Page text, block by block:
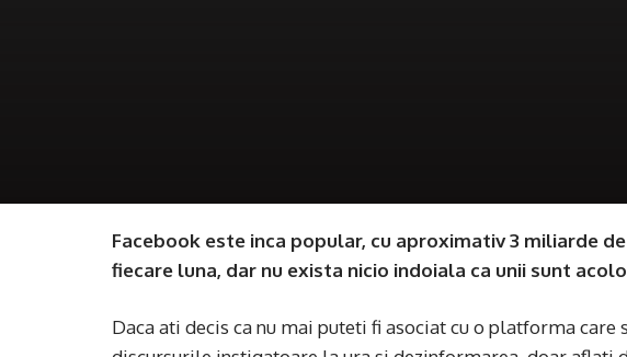
Facebook este inca popular, cu aproximativ 3 miliarde
fiecare luna, dar nu exista nicio indoiala ca unii sunt
Daca ati decis ca nu mai puteti fi asociat cu o platforma care